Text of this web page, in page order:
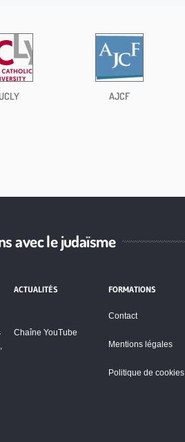
UCLY AJCF
avec le judaïsme
ACTUALITÉS
Chaîne YouTube
FORMATIONS
Contact
Mentions légales
Politique de cookies